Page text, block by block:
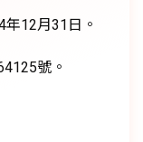
12月31日。
號。